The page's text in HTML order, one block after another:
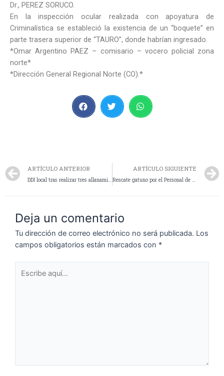
Dr., PEREZ SORUCO.
En la inspección ocular realizada con apoyatura de
Criminalística se estableció la existencia de un “boquete” en
parte trasera superior de “TAURO”, donde habrían ingresado.
*Omar Argentino PAEZ – comisario – vocero policial zona
norte*
*Dirección General Regional Norte (CO).*
ARTÍCULO ANTERIOR
DDI local tras realizar tres allanamientos esclarece varios hechos contra la propiedad
ARTÍCULO SIGUIENTE
Rescate gatuno por el Personal de la División Cuartel Nro 16
Deja un comentario
Tu dirección de correo electrónico no será publicada. Los
campos obligatorios están marcados con *